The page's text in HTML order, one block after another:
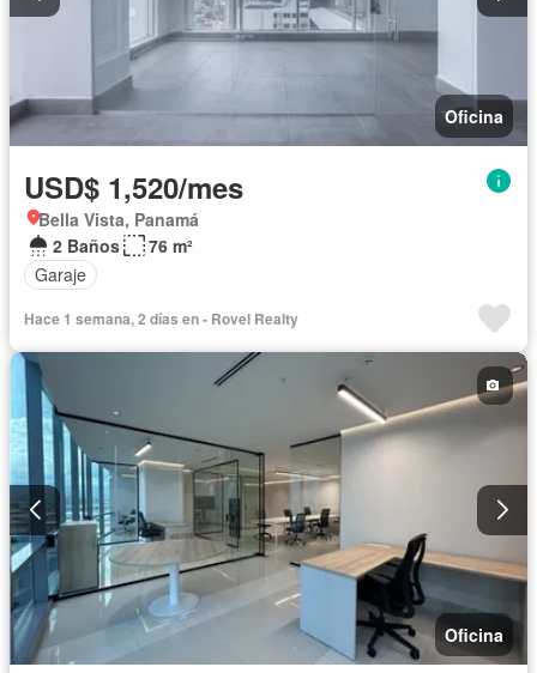
Oficina
USD$ 1,520/mes
Bella Vista, Panamá
2 Baños
76 m²
Garaje
Hace 1 semana, 2 días en - Rovel Realty
Oficina